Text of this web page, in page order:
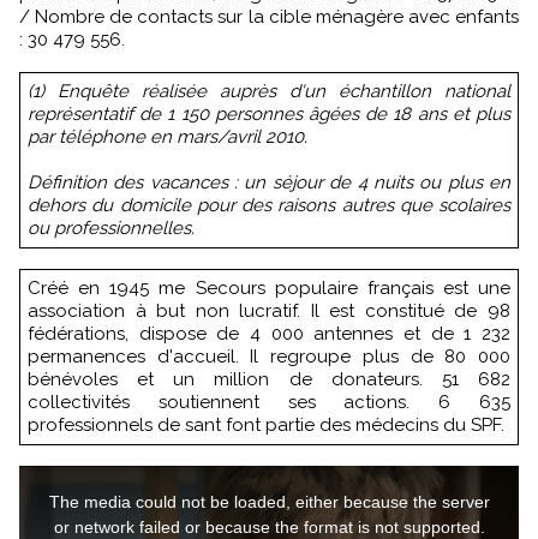
/ Nombre de contacts sur la cible ménagère avec enfants
: 30 479 556.
(1) Enquête réalisée auprès d'un échantillon national
représentatif de 1 150 personnes âgées de 18 ans et plus
par téléphone en mars/avril 2010.
Définition des vacances : un séjour de 4 nuits ou plus en
dehors du domicile pour des raisons autres que scolaires
ou professionnelles.
Créé en 1945 me Secours populaire français est une
association à but non lucratif. Il est constitué de 98
fédérations, dispose de 4 000 antennes et de 1 232
permanences d'accueil. Il regroupe plus de 80 000
bénévoles et un million de donateurs. 51 682
collectivités soutiennent ses actions. 6 635
professionnels de sant font partie des médecins du SPF.